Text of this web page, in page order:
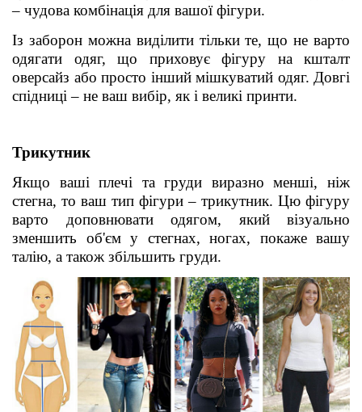
– чудова комбінація для вашої фігури.
Із заборон можна виділити тільки те, що не варто
одягати одяг, що приховує фігуру на кшталт
оверсайз або просто інший мішкуватий одяг. Довгі
спідниці – не ваш вибір, як і великі принти.
Трикутник
Якщо ваші плечі та груди виразно менші, ніж
стегна, то ваш тип фігури – трикутник. Цю фігуру
варто доповнювати одягом, який візуально
зменшить об'єм у стегнах, ногах, покаже вашу
талію, а також збільшить груди.